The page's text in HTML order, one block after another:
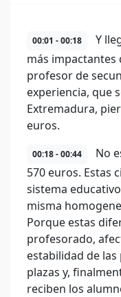
00:01 - 00:18
Y
más impactantes
profesor de
experiencia, que
Extremadura,
euros.
00:18 - 00:44
No
570 euros. Estas
sistema
misma
Porque estas
profesorado,
estabilidad de
plazas y,
reciben los